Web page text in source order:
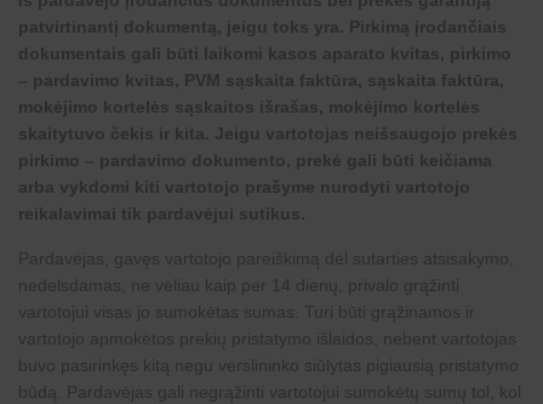
patvirtinantį dokumentą, jeigu toks yra. Pirkimą įrodančiais
dokumentais gali būti laikomi kasos aparato kvitas, pirkimo
– pardavimo kvitas, PVM sąskaita faktūra, sąskaita faktūra,
mokėjimo kortelės sąskaitos išrašas, mokėjimo kortelės
skaitytuvo čekis ir kita. Jeigu vartotojas neišsaugojo prekės
pirkimo – pardavimo dokumento, prekė gali būti keičiama
arba vykdomi kiti vartotojo prašyme nurodyti vartotojo
reikalavimai tik pardavėjui sutikus.
Pardavėjas, gavęs vartotojo pareiškimą dėl sutarties atsisakymo,
nedelsdamas, ne vėliau kaip per 14 dienų, privalo grąžinti
vartotojui visas jo sumokėtas sumas. Turi būti grąžinamos ir
vartotojo apmokėtos prekių pristatymo išlaidos, nebent vartotojas
buvo pasirinkęs kitą negu verslininko siūlytas pigiausią pristatymo
būdą. Pardavėjas gali negrąžinti vartotojui sumokėtų sumų tol, kol